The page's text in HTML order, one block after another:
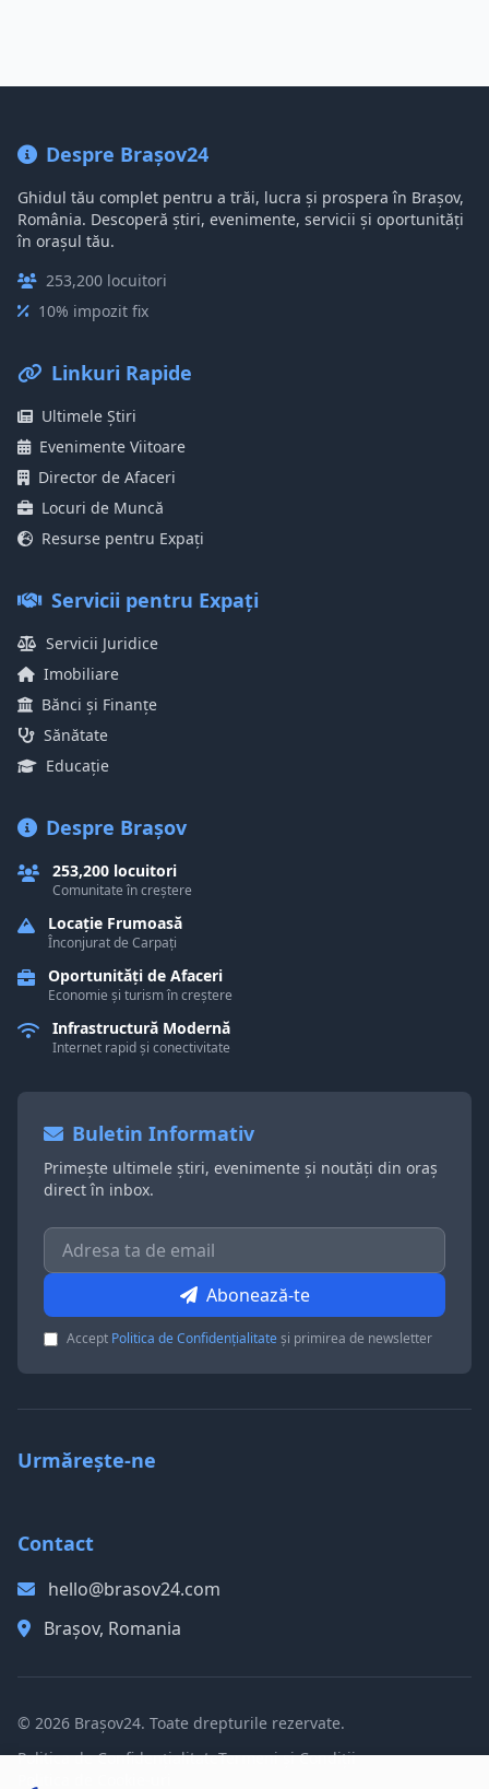
Despre Brașov24
Ghidul tău complet pentru a trăi, lucra și prospera în Brașov,
România. Descoperă știri, evenimente, servicii și oportunități
în orașul tău.
253,200 locuitori
10% impozit fix
Linkuri Rapide
Ultimele Știri
Evenimente Viitoare
Director de Afaceri
Locuri de Muncă
Resurse pentru Expați
Servicii pentru Expați
Servicii Juridice
Imobiliare
Bănci și Finanțe
Sănătate
Educație
Despre Brașov
253,200 locuitori
Comunitate în creștere
Locație Frumoasă
Înconjurat de Carpați
Oportunități de Afaceri
Economie și turism în creștere
Infrastructură Modernă
Internet rapid și conectivitate
Buletin Informativ
Primește ultimele știri, evenimente și noutăți din oraș
direct în inbox.
Abonează-te
Accept Politica de Confidențialitateși primirea de newsletter
Urmărește-ne
Contact
hello@brasov24.com
Brașov, Romania
© 2026 Brașov24. Toate drepturile rezervate.
Politica de ConfidențialitateTermeni și Condiții